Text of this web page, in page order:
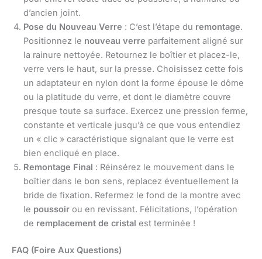
d’ancien joint.
Pose du Nouveau Verre : C’est l’étape du remontage.
Positionnez le nouveau verre parfaitement aligné sur
la rainure nettoyée. Retournez le boîtier et placez-le,
verre vers le haut, sur la presse. Choisissez cette fois
un adaptateur en nylon dont la forme épouse le dôme
ou la platitude du verre, et dont le diamètre couvre
presque toute sa surface. Exercez une pression ferme,
constante et verticale jusqu’à ce que vous entendiez
un « clic » caractéristique signalant que le verre est
bien encliqué en place.
Remontage Final : Réinsérez le mouvement dans le
boîtier dans le bon sens, replacez éventuellement la
bride de fixation. Refermez le fond de la montre avec
le poussoir ou en revissant. Félicitations, l’opération
de remplacement de cristal est terminée !
FAQ (Foire Aux Questions)